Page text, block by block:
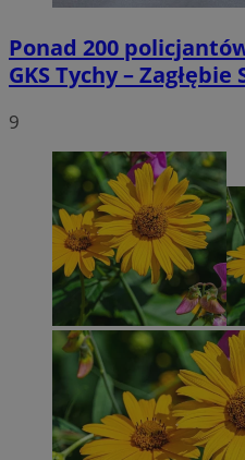
Ponad 200
GKS Tychy – Zagłębie
9